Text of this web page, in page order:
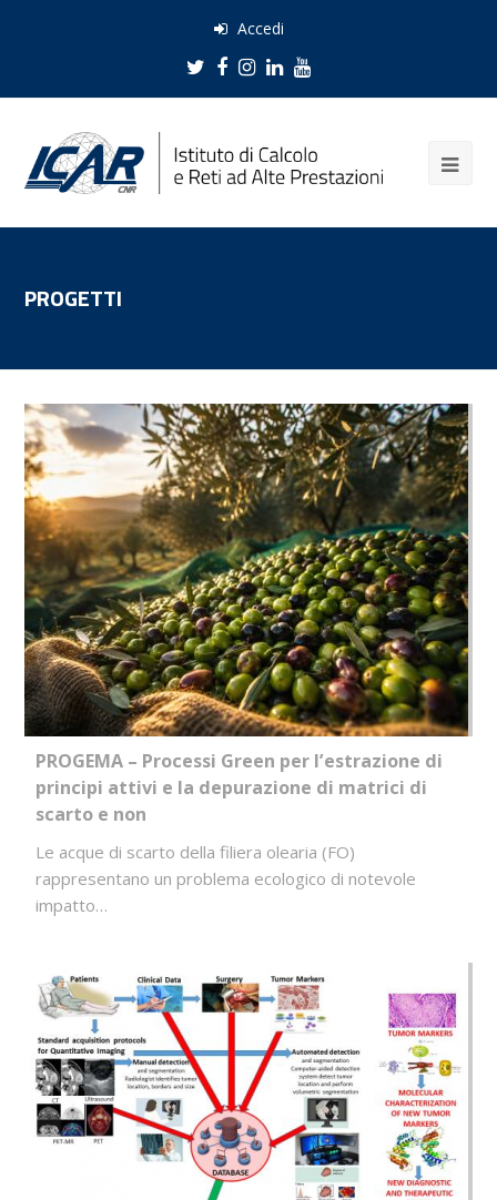
Accedi
Twitter
Facebook
Instagram
LinkedIn
Youtube
PROGETTI
PROGEMA – Processi Green per l’estrazione di
principi attivi e la depurazione di matrici di
scarto e non
Le acque di scarto della filiera olearia (FO)
rappresentano un problema ecologico di notevole
impatto…